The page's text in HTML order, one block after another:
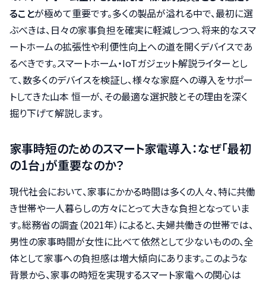
ることが極めて重要です。多くの製品が溢れる中で、最初に選
ぶべきは、日々の家事負担を確実に軽減しつつ、将来的なスマ
ートホームの拡張性や利便性向上への道を開くデバイスであ
るべきです。スマートホーム・IoTガジェット解説ライターとし
て、数多くのデバイスを検証し、様々な家庭への導入をサポー
トしてきた山本 恒一が、その最適な選択肢とその理由を深く
掘り下げて解説します。
家事時短のためのスマート家電導入：なぜ「最初
の1台」が重要なのか？
現代社会において、家事にかかる時間は多くの人々、特に共働
き世帯や一人暮らしの方々にとって大きな負担となっていま
す。総務省の調査（2021年）によると、夫婦共働きの世帯では、
男性の家事時間が女性に比べて依然として少ないものの、全
体として家事への負担感は増大傾向にあります。このような
背景から、家事の時短を実現するスマート家電への関心は